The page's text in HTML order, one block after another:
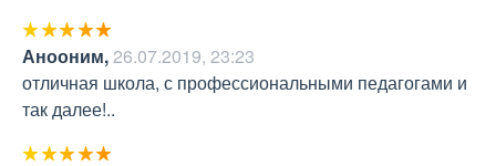
Анооним,26.07.2019, 23:23
отличная школа, с профессиональными педагогами и
так далее!..